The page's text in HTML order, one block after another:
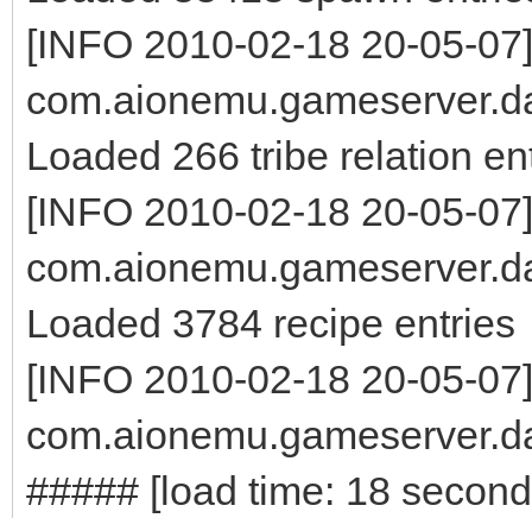
[INFO 2010-02-18 20-05-07]
Loaded 266 tribe relation
[INFO 2010-02-18 20-05-07]
Loaded 3784 recipe entries
[INFO 2010-02-18 20-05-07]
##### [load time: 18